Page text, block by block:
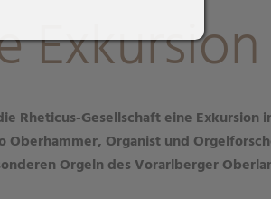
Exkursion
Rheticus-Gesellschaft eine Exkursion
Oberhammer, Organist und
Orgeln des Vorarlberger